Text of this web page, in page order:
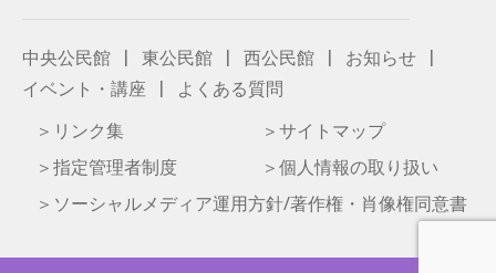
中央公民館 東公民館 西公民館
お知らせ
イベント・講座
よくある質問
リンク集
サイトマップ
指定管理者制度
個人情報の取り扱い
ソーシャルメディア運用方針/著作権・肖像権同意書